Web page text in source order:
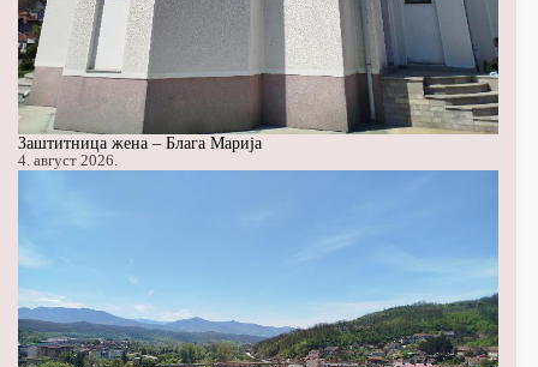
Заштитница жена – Блага Марија
4. август 2026.